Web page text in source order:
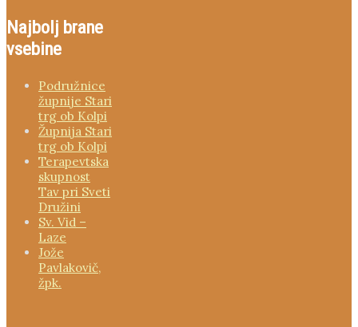
Najbolj brane
vsebine
Podružnice
župnije Stari
trg ob Kolpi
Župnija Stari
trg ob Kolpi
Terapevtska
skupnost
Tav pri Sveti
Družini
Sv. Vid –
Laze
Jože
Pavlakovič,
žpk.